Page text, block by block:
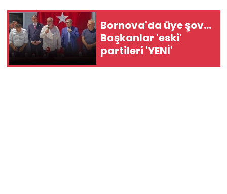
Bornova'da üye şov...
Başkanlar 'eski'
partileri 'YENİ'
TEKNOLOJİ
Yaşam